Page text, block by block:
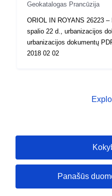
Geokatalogas Prancūzija
ORIOL IN ROYANS 26223
spalio 22 d., urbanizacijos
urbanizacijos dokumentų
2018 02 02
Panašūs